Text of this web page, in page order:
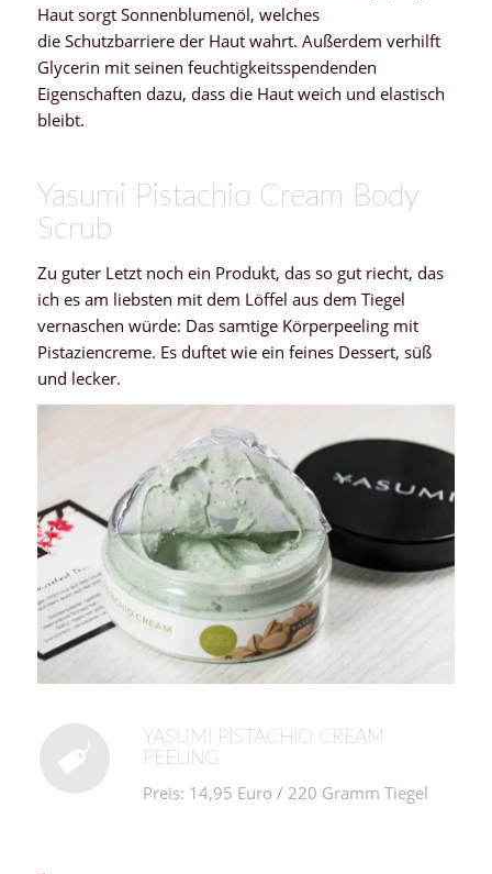
Haut sorgt Sonnenblumenöl, welches
die Schutzbarriere der Haut wahrt. Außerdem verhilft
Glycerin mit seinen feuchtigkeitsspendenden
Eigenschaften dazu, dass die Haut weich und elastisch
bleibt.
Yasumi Pistachio Cream Body
Scrub
Zu guter Letzt noch ein Produkt, das so gut riecht, das
ich es am liebsten mit dem Löffel aus dem Tiegel
vernaschen würde: Das samtige Körperpeeling mit
Pistaziencreme. Es duftet wie ein feines Dessert, süß
und lecker.
YASUMI PISTACHIO CREAM
PEELING
Preis: 14,95 Euro / 220 Gramm Tiegel